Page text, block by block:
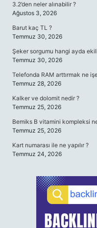
3.2’den neler alınabilir ?
Ağustos 3, 2026
Barut kaç TL ?
Temmuz 30, 2026
Şeker sorgumu hangi ayda
Temmuz 30, 2026
Telefonda RAM arttırmak ne
Temmuz 28, 2026
Kalker ve dolomit nedir ?
Temmuz 25, 2026
Bemiks B vitamini kompleksi
Temmuz 25, 2026
Kart numarası ile ne yapılır ?
Temmuz 24, 2026